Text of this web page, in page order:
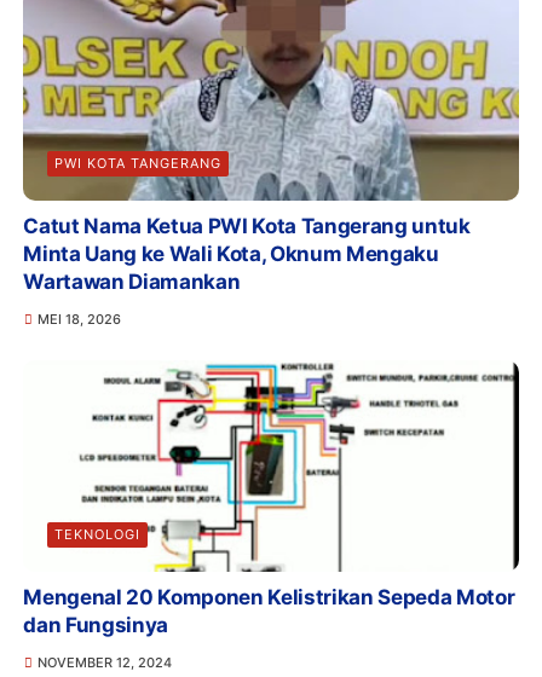
PWI KOTA TANGERANG
Catut Nama Ketua PWI Kota Tangerang untuk
Minta Uang ke Wali Kota, Oknum Mengaku
Wartawan Diamankan
MEI 18, 2026
TEKNOLOGI
Mengenal 20 Komponen Kelistrikan Sepeda Motor
dan Fungsinya
NOVEMBER 12, 2024